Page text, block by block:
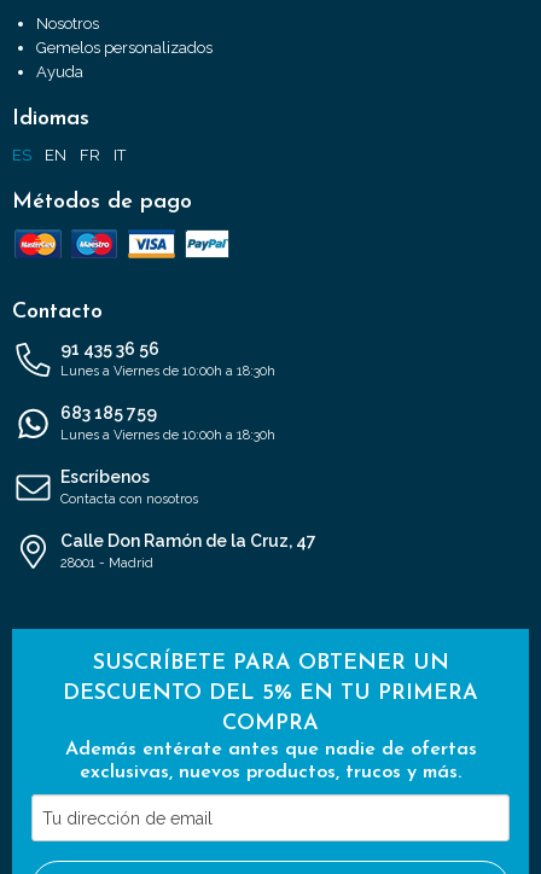
Nosotros
Gemelos personalizados
Ayuda
Idiomas
ES EN FR IT
Métodos de pago
Contacto
91 435 36 56
Lunes a Viernes de 10:00h a 18:30h
683 185 759
Lunes a Viernes de 10:00h a 18:30h
Escríbenos
Contacta con nosotros
Calle Don Ramón de la Cruz, 47
28001 - Madrid
SUSCRÍBETE PARA OBTENER UN
DESCUENTO DEL 5% EN TU PRIMERA
COMPRA
Además entérate antes que nadie de ofertas
exclusivas, nuevos productos, trucos y más.
Tu
dirección
de